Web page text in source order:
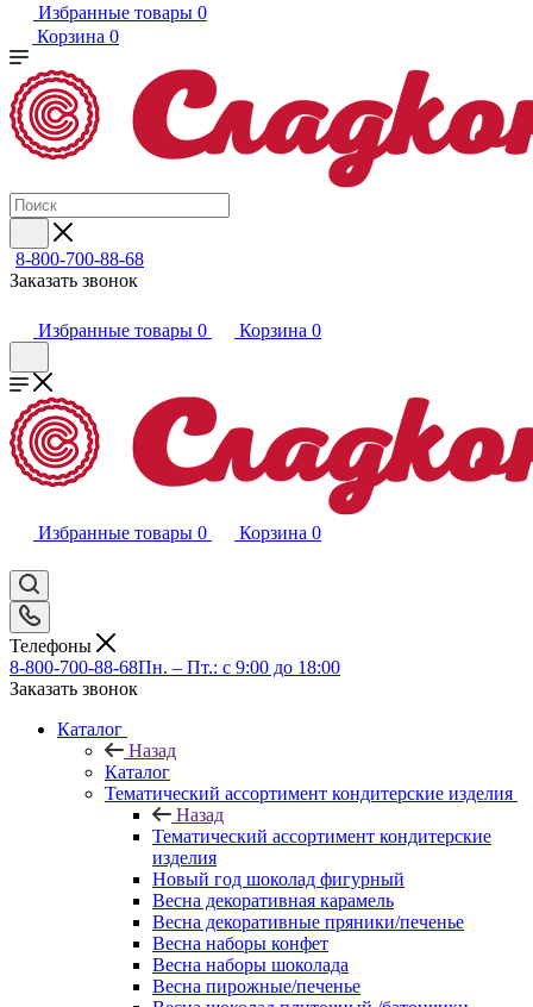
Избранные товары 0
Корзина 0
8-800-700-88-68
Заказать звонок
Избранные товары 0 Корзина 0
Избранные товары 0 Корзина 0
Телефоны
8-800-700-88-68Пн. – Пт.: с 9:00 до 18:00
Заказать звонок
Каталог
Назад
Каталог
Тематический ассортимент кондитерские изделия
Назад
Тематический ассортимент кондитерские
изделия
Новый год шоколад фигурный
Весна декоративная карамель
Весна декоративные пряники/печенье
Весна наборы конфет
Весна наборы шоколада
Весна пирожные/печенье